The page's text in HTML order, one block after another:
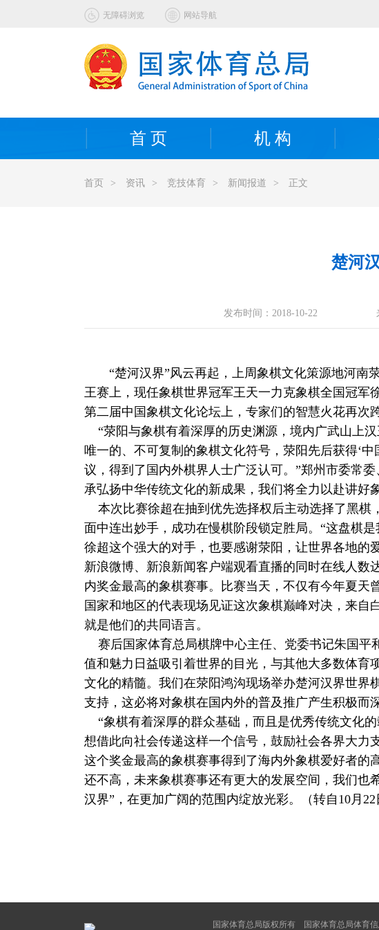
无障碍浏览 网站导航
首 页 机 构
首页 > 资讯 > 竞技体育 > 新闻报道 > 正文
楚河
发布时间： 2018-10-22
“楚河汉界”风云再起，上周象棋文化策源地河南
王赛上，现任象棋世界冠军王天一力克象棋全国冠军
第二届中国象棋文化论坛上，专家们的智慧火花再次
“荥阳与象棋有着深厚的历史渊源，境内广武山上汉
唯一的、不可复制的象棋文化符号，荥阳先后获得‘
议，得到了国内外棋界人士广泛认可。”郑州市委常
承弘扬中华传统文化的新成果，我们将全力以赴讲好
本次比赛徐超在抽到优先选择权后主动选择了黑棋
面中连出妙手，成功在慢棋阶段锁定胜局。“这盘棋
徐超这个强大的对手，也要感谢荥阳，让世界各地的
新浪微博、新浪新闻客户端观看直播的同时在线人数
内奖金最高的象棋赛事。比赛当天，不仅有今年夏天
国家和地区的代表现场见证这次象棋巅峰对决，来自
就是他们的共同语言。
赛后国家体育总局棋牌中心主任、党委书记朱国平
值和魅力日益吸引着世界的目光，与其他大多数体育
文化的精髓。我们在荥阳鸿沟现场举办楚河汉界世界
支持，这必将对象棋在国内外的普及推广产生积极而
“象棋有着深厚的群众基础，而且是优秀传统文化
想借此向社会传递这样一个信号，鼓励社会各界大力
这个奖金最高的象棋赛事得到了海内外象棋爱好者的
还不高，未来象棋赛事还有更大的发展空间，我们也
汉界”，在更加广阔的范围内绽放光彩。（转自10月22
国家体育总局版权所有 国家体育总局体育